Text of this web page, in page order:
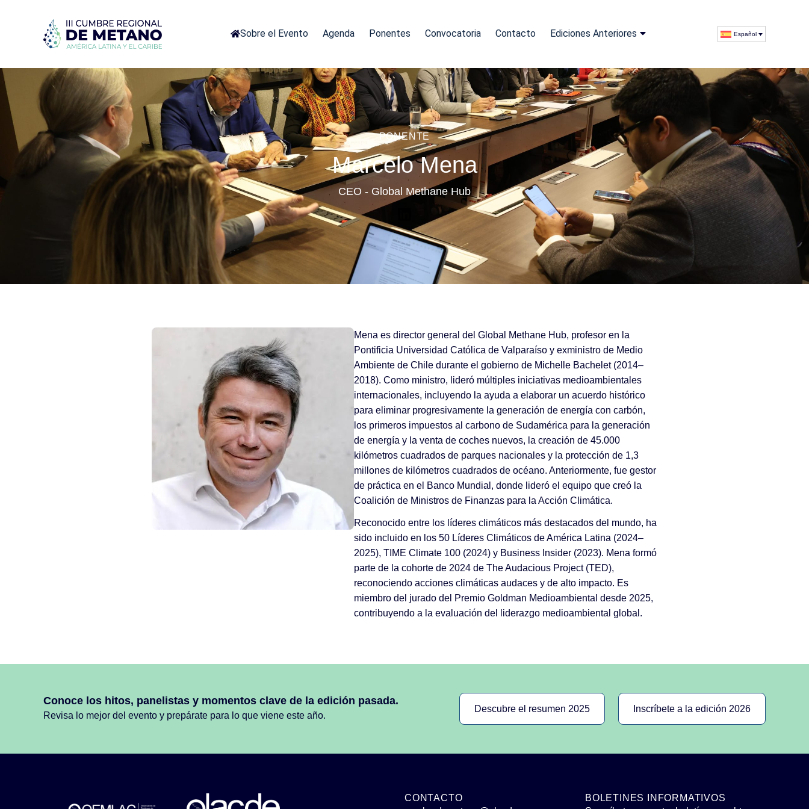
Sobre el Evento Agenda Ponentes Convocatoria Contacto Ediciones Anteriores Español
PONENTE
Marcelo Mena
CEO - Global Methane Hub
Mena es director general del Global Methane Hub, profesor en la
Pontificia Universidad Católica de Valparaíso y exministro de Medio
Ambiente de Chile durante el gobierno de Michelle Bachelet (2014–
2018). Como ministro, lideró múltiples iniciativas medioambientales
internacionales, incluyendo la ayuda a elaborar un acuerdo histórico
para eliminar progresivamente la generación de energía con carbón,
los primeros impuestos al carbono de Sudamérica para la generación
de energía y la venta de coches nuevos, la creación de 45.000
kilómetros cuadrados de parques nacionales y la protección de 1,3
millones de kilómetros cuadrados de océano. Anteriormente, fue gestor
de práctica en el Banco Mundial, donde lideró el equipo que creó la
Coalición de Ministros de Finanzas para la Acción Climática.
Reconocido entre los líderes climáticos más destacados del mundo, ha
sido incluido en los 50 Líderes Climáticos de América Latina (2024–
2025), TIME Climate 100 (2024) y Business Insider (2023). Mena formó
parte de la cohorte de 2024 de The Audacious Project (TED),
reconociendo acciones climáticas audaces y de alto impacto. Es
miembro del jurado del Premio Goldman Medioambiental desde 2025,
contribuyendo a la evaluación del liderazgo medioambiental global.
Conoce los hitos, panelistas y momentos clave de la edición pasada.
Revisa lo mejor del evento y prepárate para lo que viene este año.
Descubre el resumen 2025 Inscríbete a la edición 2026
CONTACTO
BOLETINES INFORMATIVOS